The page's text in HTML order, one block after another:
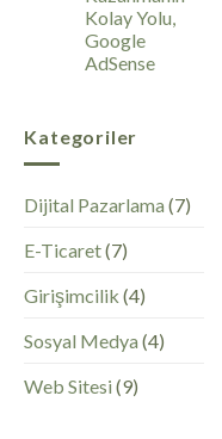
Kolay Yolu,
Google
AdSense
Kategoriler
Dijital Pazarlama (7)
E-Ticaret(7)
Girişimcilik (4)
Sosyal Medya (4)
Web Sitesi (9)